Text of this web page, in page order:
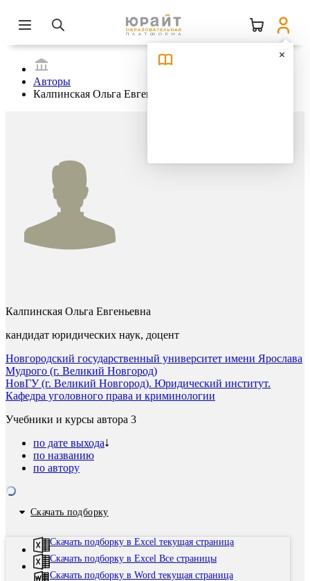
Авторы
Калпинская Ольга Евгеньевна
Калпинская Ольга Евгеньевна
кандидат юридических наук, доцент
Новгородский государственный университет имени Ярослава
Мудрого (г. Великий Новгород)
НовГУ (г. Великий Новгород). Юридический институт.
Кафедра уголовного права и криминологии
Учебники и курсы автора 3
по дате выхода
по названию
по автору
Скачать подборку
Скачать подборку в Excel текущая страница
Скачать подборку в Excel Все страницы
Скачать подборку в Word текущая страница